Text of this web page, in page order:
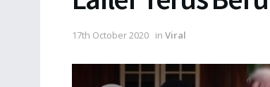
17th October 2020 in Viral